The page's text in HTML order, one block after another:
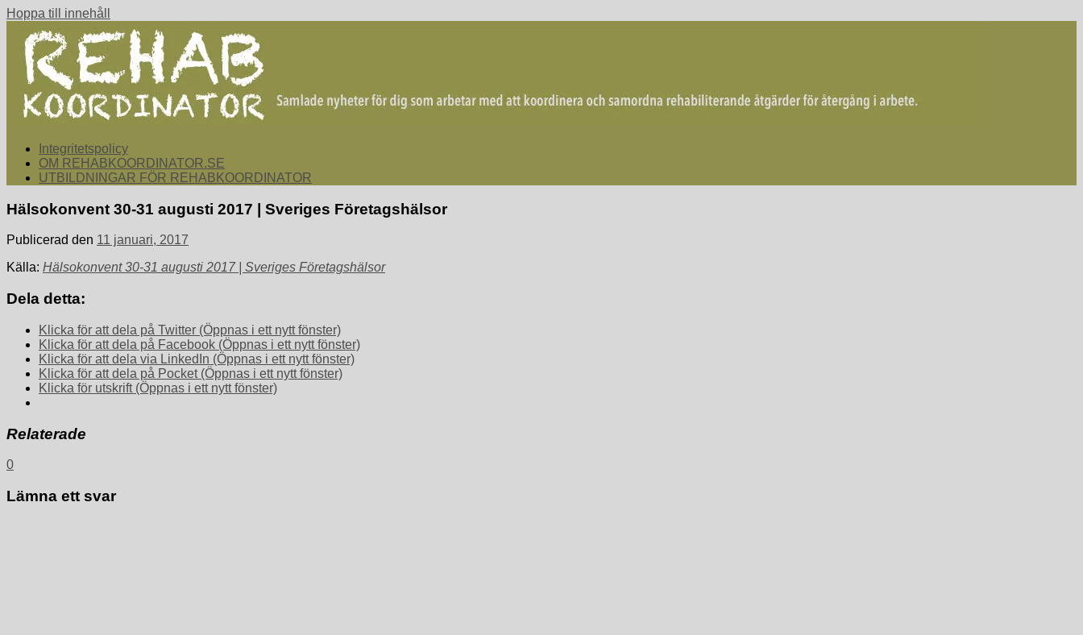
Hoppa till innehåll
rehabkoordinator.se
Samlade nyheter för dig som arbetar med att koordinera och samordna rehabiliterande åtgärder för återgång i arbete.
Integritetspolicy
OM REHABKOORDINATOR.SE
UTBILDNINGAR FÖR REHABKOORDINATOR
Hälsokonvent 30-31 augusti 2017 | Sveriges Företagshälsor
Publicerad den 11 januari, 2017
Källa: Hälsokonvent 30-31 augusti 2017 | Sveriges Företagshälsor
Dela detta:
Klicka för att dela på Twitter (Öppnas i ett nytt fönster)
Klicka för att dela på Facebook (Öppnas i ett nytt fönster)
Klicka för att dela via LinkedIn (Öppnas i ett nytt fönster)
Klicka för att dela på Pocket (Öppnas i ett nytt fönster)
Klicka för utskrift (Öppnas i ett nytt fönster)
Relaterade
0
Lämna ett svar